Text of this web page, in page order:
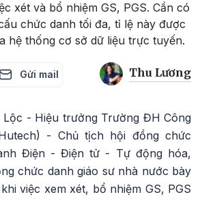
xét và bổ nhiệm GS, PGS. Cần có
chức danh tối đa, tỉ lệ này được
hệ thống cơ sở dữ liệu trực tuyến.
Gửi mail Thu Lương
Lộc - Hiệu trưởng Trường ĐH Công
- Chủ tịch hội đồng chức
Điện - Điện tử - Tự động hóa,
chức danh giáo sư nhà nước bày
việc xem xét, bổ nhiệm GS, PGS